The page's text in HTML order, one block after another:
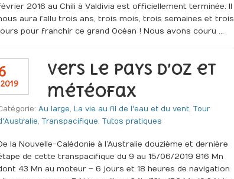
2016 au Chili à Valdivia est officiellement terminée. Il
aura fallu trois ans, trois mois, trois semaines et trois
pour franchir ce grand Océan ! Nous avons couru …
Vers le pays d’Oz et
météofax
Au large, La vie au fil de l'eau et du vent, Tour
, Transpacifique, Tutos pratiques
la Nouvelle-Calédonie à l’Australie douzième et dernière
de cette transpacifique du 9 au 15/06/2019 816 Mn
43 Mn au moteur – 6 jours et 18 heures de navigation